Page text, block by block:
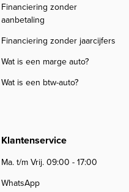
Financiering zonder
aanbetaling
Financiering zonder jaarcijfers
Wat is een marge auto?
Wat is een btw-auto?
Klantenservice
Ma. t/m Vrij. 09:00 - 17:00
WhatsApp